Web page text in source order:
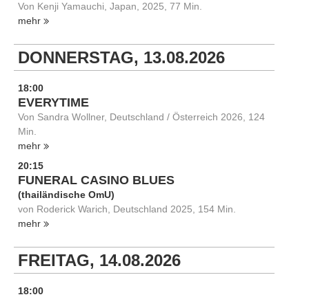
Von Kenji Yamauchi, Japan, 2025, 77 Min.
mehr
DONNERSTAG, 13.08.2026
18:00
EVERYTIME
Von Sandra Wollner, Deutschland / Österreich 2026, 124
Min.
mehr
20:15
FUNERAL CASINO BLUES
(thailändische OmU)
von Roderick Warich, Deutschland 2025, 154 Min.
mehr
FREITAG, 14.08.2026
18:00